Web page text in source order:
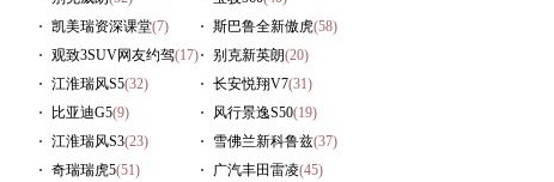
凯美瑞资深课堂(7) 斯巴鲁全新傲虎(58)
观致3SUV网友约驾(17) 别克新英朗(20)
江淮瑞风S5(32) 长安悦翔V7(31)
比亚迪G5(9) 风行景逸S50(19)
江淮瑞风S3(23) 雪佛兰新科鲁兹(37)
奇瑞瑞虎5(51) 广汽丰田雷凌(45)